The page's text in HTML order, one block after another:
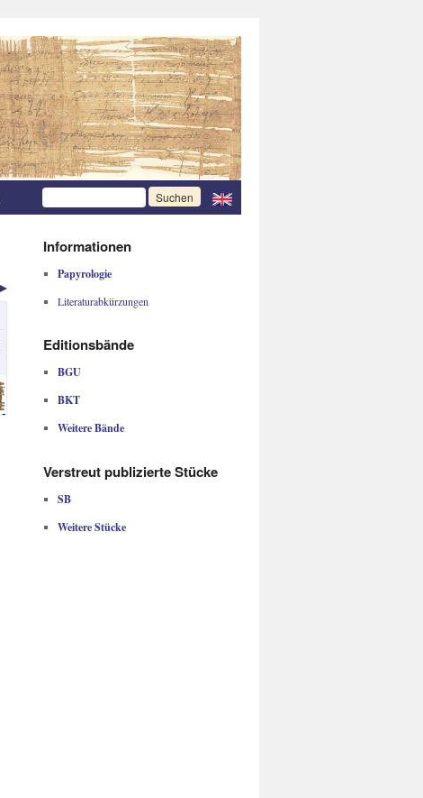
Informationen
Papyrologie
Literaturabkürzungen
Editionsbände
BGU
BKT
Weitere Bände
Verstreut publizierte Stücke
SB
Weitere Stücke